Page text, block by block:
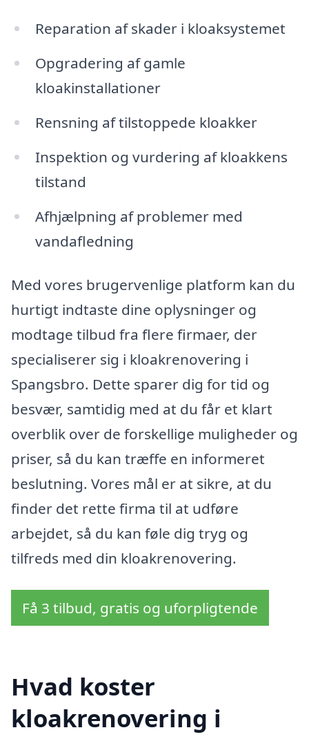
Reparation af skader i kloaksystemet
Opgradering af gamle
kloakinstallationer
Rensning af tilstoppede kloakker
Inspektion og vurdering af kloakkens
tilstand
Afhjælpning af problemer med
vandafledning
Med vores brugervenlige platform kan du
hurtigt indtaste dine oplysninger og
modtage tilbud fra flere firmaer, der
specialiserer sig i kloakrenovering i
Spangsbro. Dette sparer dig for tid og
besvær, samtidig med at du får et klart
overblik over de forskellige muligheder og
priser, så du kan træffe en informeret
beslutning. Vores mål er at sikre, at du
finder det rette firma til at udføre
arbejdet, så du kan føle dig tryg og
tilfreds med din kloakrenovering.
Få 3 tilbud, gratis og uforpligtende
Hvad koster
kloakrenovering i